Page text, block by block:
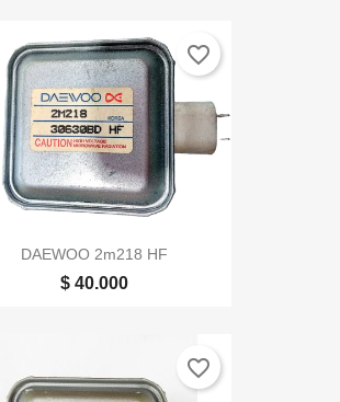
DAEWOO 2m218 HF
$ 40.000
favorite_border
favorite_border